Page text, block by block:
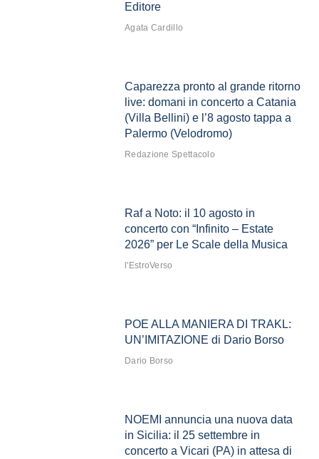
Editore
Agata Cardillo
Caparezza pronto al grande ritorno
live: domani in concerto a Catania
(Villa Bellini) e l’8 agosto tappa a
Palermo (Velodromo)
Redazione Spettacolo
Raf a Noto: il 10 agosto in
concerto con “Infinito – Estate
2026” per Le Scale della Musica
l'EstroVerso
POE ALLA MANIERA DI TRAKL:
UN’IMITAZIONE di Dario Borso
Dario Borso
NOEMI annuncia una nuova data
in Sicilia: il 25 settembre in
concerto a Vicari (PA) in attesa di